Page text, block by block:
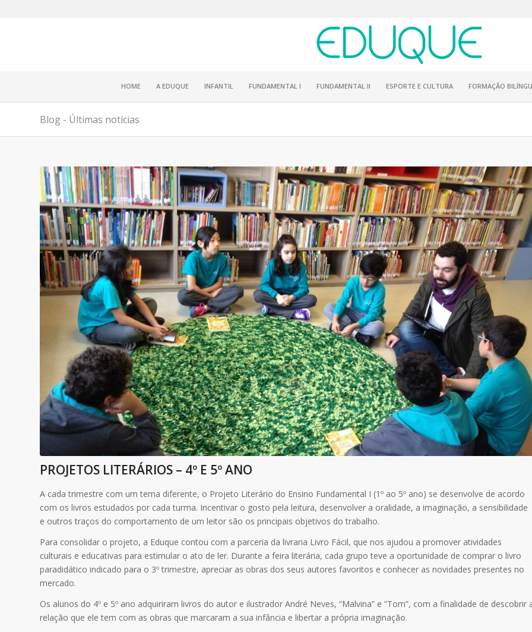
HOME A EDUQUE INFANTIL FUNDAMENTAL I FUNDAMENTAL II ESPORTE E CULTURA FORMAÇÃO
Blog - Últimas notícias
PROJETOS LITERÁRIOS – 4º E 5º ANO
A cada trimestre com um tema diferente, o Projeto Literário do Ensino Fundamental I (1º ao 5º ano) se desenvolve de acordo
com os livros estudados por cada turma. Incentivar o gosto pela leitura, desenvolver a oralidade, a imaginação, a sensibilidade
e outros traços do comportamento de um leitor são os principais objetivos do trabalho.
Para consolidar o projeto, a Eduque contou com a parceria da livraria Livro Fácil, que nos ajudou a promover atividades
culturais e educativas para estimular o ato de ler. Durante a feira literária, cada grupo teve a oportunidade de comprar o livro
paradidático indicado para o 3º trimestre, apreciar as obras dos seus autores favoritos e conhecer as novidades presentes no
mercado.
Os alunos do 4º e 5º ano adquiriram livros do autor e ilustrador André Neves, “Malvina” e “Tom”, com a finalidade de descobrir
relação que ele tem com as obras que marcaram a sua infância e libertar a própria imaginação.